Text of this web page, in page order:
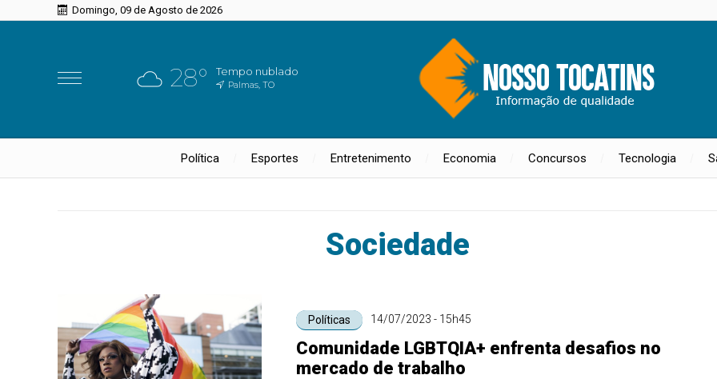
Domingo, 09 de Agosto de 2026
28° Tempo nublado
Palmas, TO
Política Esportes Entretenimento Economia Concursos Tecnologia
Sociedade
Políticas 14/07/2023 - 15h45
Comunidade LGBTQIA+ enfrenta desafios no
mercado de trabalho